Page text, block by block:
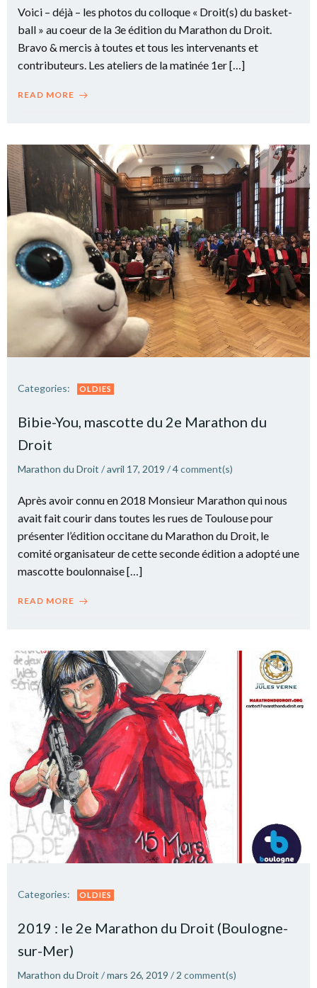
Voici – déjà – les photos du colloque « Droit(s) du basket-
ball » au coeur de la 3e édition du Marathon du Droit.
Bravo & mercis à toutes et tous les intervenants et
contributeurs. Les ateliers de la matinée 1er […]
READ MORE
Categories: OLDIES
Bibie-You, mascotte du 2e Marathon du
Droit
Marathon du Droit /avril 17, 2019 /4comment(s)
Après avoir connu en 2018 Monsieur Marathon qui nous
avait fait courir dans toutes les rues de Toulouse pour
présenter l’édition occitane du Marathon du Droit, le
comité organisateur de cette seconde édition a adopté une
mascotte boulonnaise […]
READ MORE
Categories: OLDIES
2019 : le 2e Marathon du Droit (Boulogne-
sur-Mer)
Marathon du Droit /mars 26, 2019 / 2 comment(s)